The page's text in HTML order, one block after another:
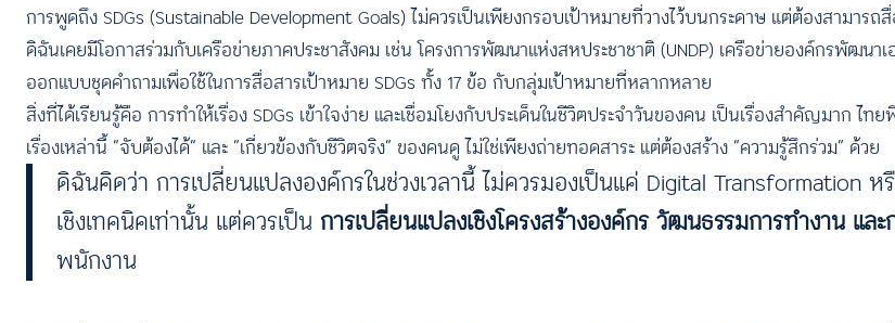
การพูดถึง SDGs (Sustainable Development Goals) ไม่ควรเป็นเพียงกรอบเป้าหมายที่วางไว้บนกระดาษ แต่ต้องสามารถ
ดิฉันเคยมีโอกาสร่วมกับเครือข่ายภาคประชาสังคม เช่น โครงการพัฒนาแห่งสหประชาชาติ (UNDP) เครือข่ายองค์กรพัฒนา
ออกแบบชุดคำถามเพื่อใช้ในการสื่อสารเป้าหมาย SDGs ทั้ง 17 ข้อ กับกลุ่มเป้าหมายที่หลากหลาย
สิ่งที่ได้เรียนรู้คือ การทำให้เรื่อง SDGs เข้าใจง่าย และเชื่อมโยงกับประเด็นในชีวิตประจำวันของคน เป็นเรื่องสำคัญมาก ไ
เรื่องเหล่านี้ “จับต้องได้” และ “เกี่ยวข้องกับชีวิตจริง” ของคนดู ไม่ใช่เพียงถ่ายทอดสาระ แต่ต้องสร้าง “ความรู้สึกร่วม” ด้วย
ดิฉันคิดว่า การเปลี่ยนแปลงองค์กรในช่วงเวลานี้ ไม่ควรมองเป็นแค่ Digital Transformation ห
เชิงเทคนิคเท่านั้น แต่ควรเป็น การเปลี่ยนแปลงเชิงโครงสร้างองค์กร วัฒนธรรมการทำงาน แล
พนักงาน